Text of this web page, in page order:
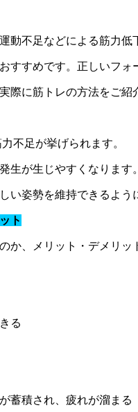
動不足などによる筋力
すすめです。正しいフ
際に筋トレの方法をご紹
不足が挙げられます。
生が生じやすくなりま
い姿勢を維持できるよう
ト
か、メリット・デメリッ
る
蓄積され、疲れが溜まる